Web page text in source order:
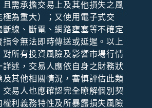
且需承擔交易上及其他損失之風
極為重⼤）；⼜使⽤電⼦式交
線、斷電、網路壅塞等不確定
指令無法即時傳送或延遲。以上
對所有投資風險及影響市場⾏情
詳述，交易⼈應依⾃⾝之財務狀
及其他相關情況，審慎評估此類
交易⼈也應確認完全瞭解個別契
權利義務特性及所暴露損失風險